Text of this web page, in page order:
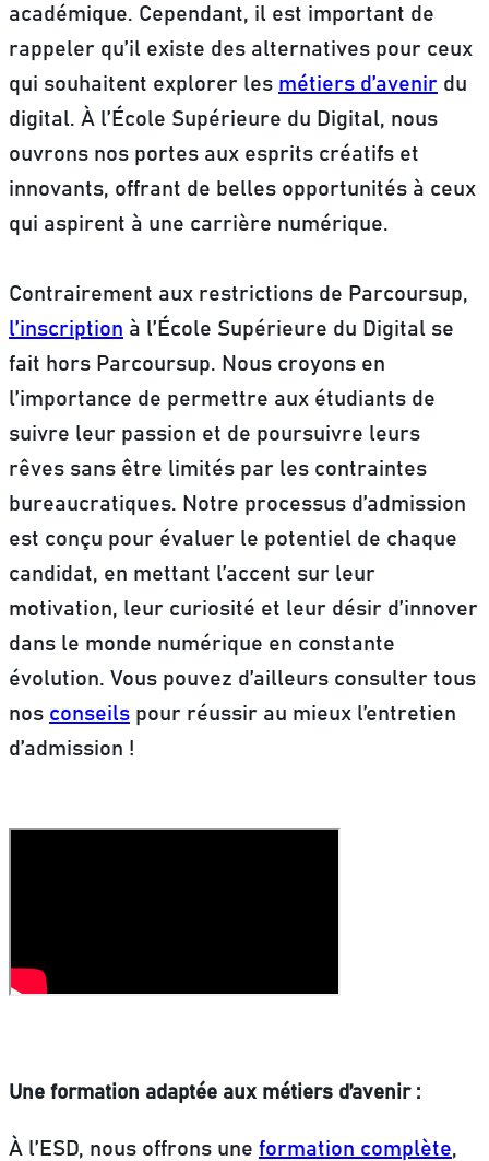
académique. Cependant, il est important de
rappeler qu’il existe des alternatives pour ceux
qui souhaitent explorer les métiers d’avenir du
digital. À l’École Supérieure du Digital, nous
ouvrons nos portes aux esprits créatifs et
innovants, offrant de belles opportunités à ceux
qui aspirent à une carrière numérique.
Contrairement aux restrictions de Parcoursup,
l’inscription à l’École Supérieure du Digital se
fait hors Parcoursup. Nous croyons en
l’importance de permettre aux étudiants de
suivre leur passion et de poursuivre leurs
rêves sans être limités par les contraintes
bureaucratiques. Notre processus d’admission
est conçu pour évaluer le potentiel de chaque
candidat, en mettant l’accent sur leur
motivation, leur curiosité et leur désir d’innover
dans le monde numérique en constante
évolution. Vous pouvez d’ailleurs consulter tous
nos conseils pour réussir au mieux l’entretien
d’admission !
Une formation adaptée aux métiers d’avenir :
À l’ESD, nous offrons une formation complète,